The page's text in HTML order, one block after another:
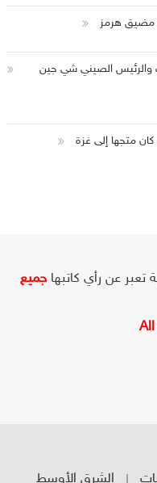
مضيق هرمز
والرئيس الصيني شي جين
تعبر عن رأي كاتبها جميع
الشرق الأوسط